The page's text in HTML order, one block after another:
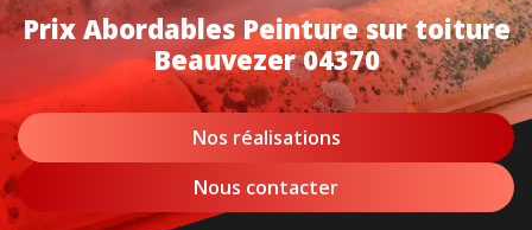
Prix Abordables Peinture sur toiture
Beauvezer 04370
Nos réalisations
Nous contacter